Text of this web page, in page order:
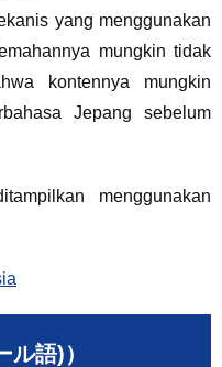
yang menggunakan
mungkin tidak
kontennya mungkin
Jepang sebelum
menggunakan
ル語)）